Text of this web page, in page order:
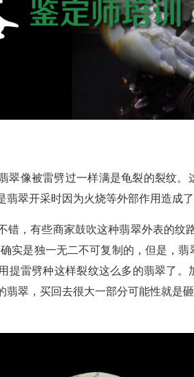
翠像被雷劈过一样满是龟裂的裂纹。
翠开采时因为火烧等外部作用造成了
错，有些商家鼓吹这种翡翠外表的纹
实是独一无二不可复制的，但是，
提雷劈种这样裂纹这么多的翡翠了。
翡翠，买回去很大一部分可能性就是砸